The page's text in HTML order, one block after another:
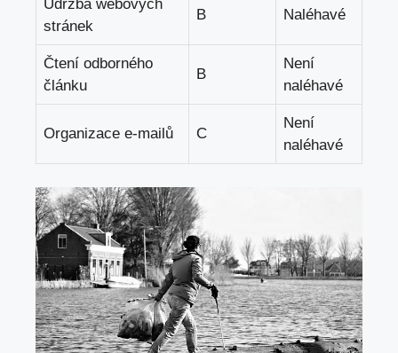
Údržba webových
stránek
B Naléhavé
Čtení odborného
článku
B
Není
naléhavé
Organizace e-mailů C
Není
naléhavé